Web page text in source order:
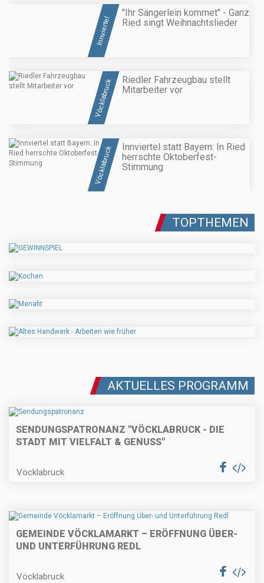
Innviertel
"Ihr Sängerlein kommet" - Ganz
Ried singt Weihnachtslieder
Vöcklabruck
Riedler Fahrzeugbau stellt
Mitarbeiter vor
Vöcklabruck
Innviertel statt Bayern: In Ried
herrschte Oktoberfest-
Stimmung
TOPTHEMEN
AKTUELLES PROGRAMM
SENDUNGSPATRONANZ "VÖCKLABRUCK - DIE
STADT MIT VIELFALT & GENUSS"
Vöcklabruck
GEMEINDE VÖCKLAMARKT – ERÖFFNUNG ÜBER-
UND UNTERFÜHRUNG REDL
Vöcklabruck